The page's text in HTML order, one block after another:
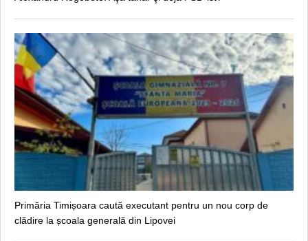
Primăria Timișoara caută executant pentru un nou corp de
clădire la școala generală din Lipovei